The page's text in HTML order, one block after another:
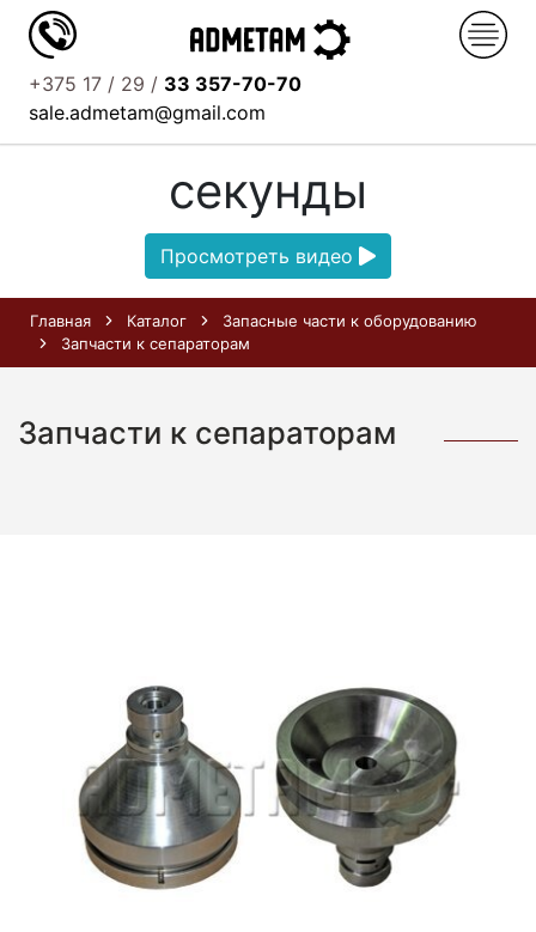
+375 17 / 29 / 33 357-70-70
sale.admetam@gmail.com
Узнайте о нас за 52
секунды
Просмотреть видео
Главная Каталог
Запасные части к оборудованию
Запчасти к сепараторам
Запчасти к сепараторам